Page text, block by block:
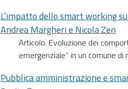
L’impatto dello smart working
Andrea Margheri e Nicola Zen
Articolo. Evoluzione dei
emergenziale” in un comune di
Pubblica amministrazione e